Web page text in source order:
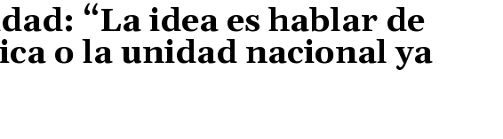
“La idea es hablar de
o la unidad nacional ya